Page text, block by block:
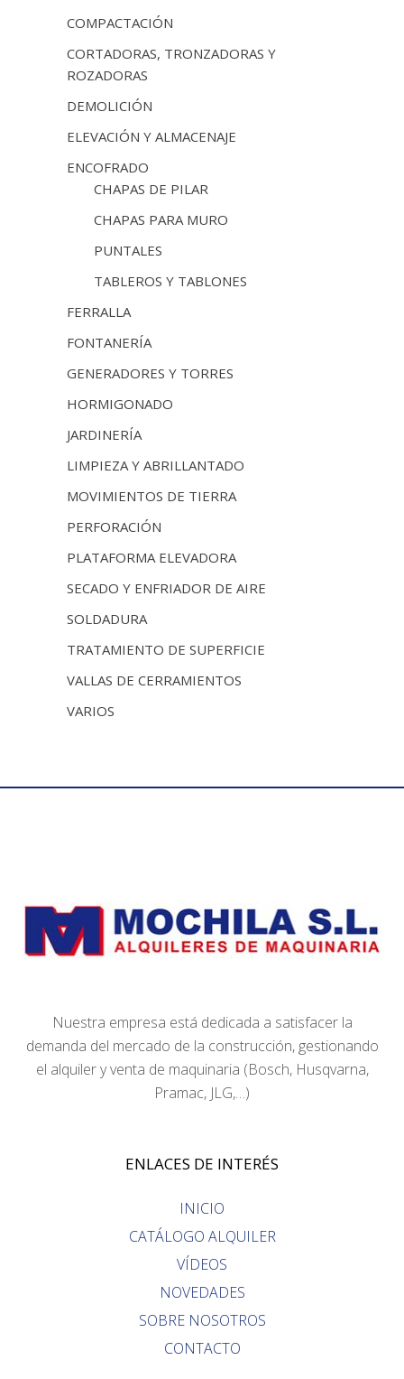
COMPACTACIÓN
CORTADORAS, TRONZADORAS Y
ROZADORAS
DEMOLICIÓN
ELEVACIÓN Y ALMACENAJE
ENCOFRADO
CHAPAS DE PILAR
CHAPAS PARA MURO
PUNTALES
TABLEROS Y TABLONES
FERRALLA
FONTANERÍA
GENERADORES Y TORRES
HORMIGONADO
JARDINERÍA
LIMPIEZA Y ABRILLANTADO
MOVIMIENTOS DE TIERRA
PERFORACIÓN
PLATAFORMA ELEVADORA
SECADO Y ENFRIADOR DE AIRE
SOLDADURA
TRATAMIENTO DE SUPERFICIE
VALLAS DE CERRAMIENTOS
VARIOS
Nuestra empresa está dedicada a satisfacer la
demanda del mercado de la construcción, gestionando
el alquiler y venta de maquinaria (Bosch, Husqvarna,
Pramac, JLG,…)
ENLACES DE INTERÉS
INICIO
CATÁLOGO ALQUILER
VÍDEOS
NOVEDADES
SOBRE NOSOTROS
CONTACTO